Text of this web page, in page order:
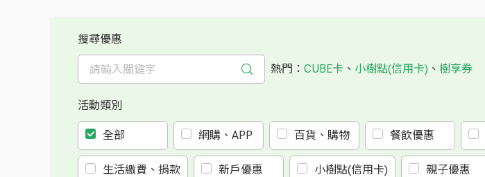
搜尋優惠
熱門： CUBE卡 、 小樹點(信用卡) 、 樹享券
活動類別
全部 網購、APP 百貨、購物 餐飲優惠
生活繳費、捐款 新戶優惠 小樹點(信用卡) 親子優惠